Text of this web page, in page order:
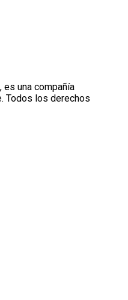
es una compañía
Todos los derechos